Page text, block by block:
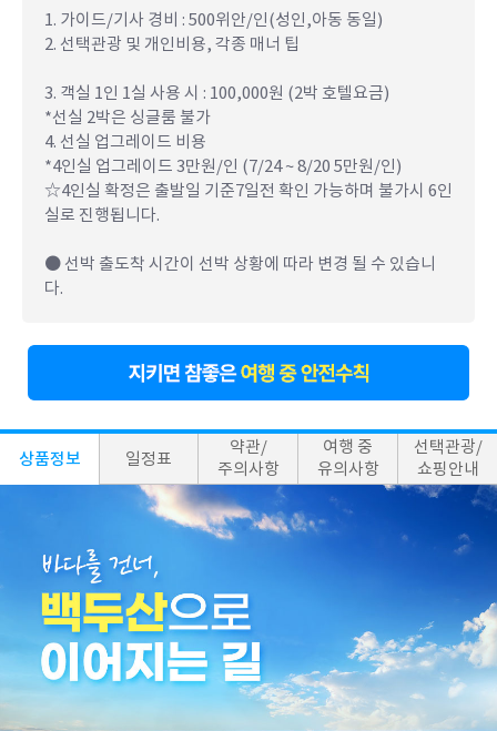
1. 가이드/기사 경비 : 500위안/인(성인,아동 동일)
2. 선택관광 및 개인비용, 각종 매너 팁
3. 객실 1인 1실 사용 시 : 100,000원 (2박 호텔요금)
*선실 2박은 싱글룸 불가
4. 선실 업그레이드 비용
*4인실 업그레이드 3만원/인 (7/24 ~ 8/20 5만원/인)
☆4인실 확정은 출발일 기준7일전 확인 가능하며 불가시 6인
실로 진행됩니다.
● 선박 출도착 시간이 선박 상황에 따라 변경 될 수 있습니
다.
상품정보 일정표
약관/
주의사항
여행 중
유의사항
선택관광/
쇼핑안내